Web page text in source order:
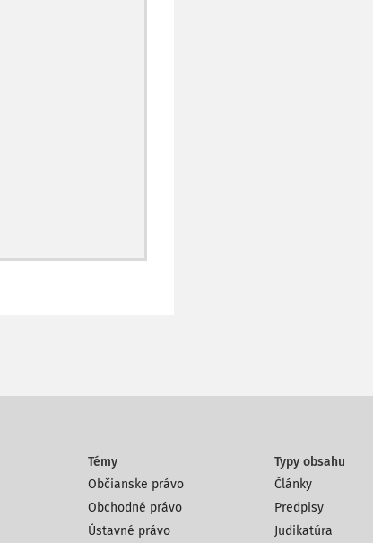
Témy
Občianske právo
Obchodné právo
Ústavné právo
Typy obsahu
Články
Predpisy
Judikatúra